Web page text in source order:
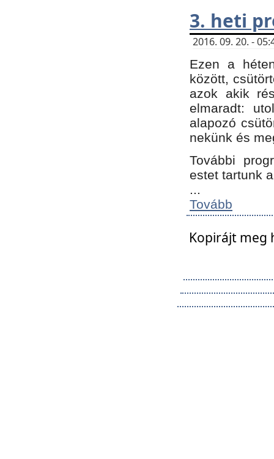
3. heti
2016. 09. 20. -
Ezen a
között,
azok akik
elmaradt:
alapozó
nekünk és
További
estet tartunk
...
Tovább
Kopirájt meg